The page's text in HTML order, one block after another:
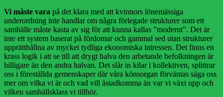
Vi måste vara på det klara med att kvinnors lönemässiga
underordning inte handlar om några förlegade strukturer som ett
samhälle måste kasta av sig för att kunna kallas ”modernt”. Det är
inte ett system baserat på fördomar och gammal sed utan strukturer
upprätthållna av mycket tydliga ekonomiska intressen. Det finns en
krass logik i att se till att drygt halva den arbetande befolkningen är
billigare än den andra halvan. Det slår in kilar i kollektiven, splittrar
oss i föreställda gemen­skaper där våra könsorgan förväntas säga oss
mer om vilka vi är och vad vill åstadkomma än var vi växt upp och
vilken samhällsklass vi tillhör.